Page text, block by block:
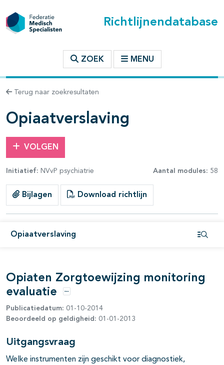
Richtlijnendatabase
ZOEK MENU
Terug naar zoekresultaten
Opiaatverslaving
VOLGEN
Initiatief: NVvP psychiatrie Aantal modules: 58
Bijlagen Download richtlijn
Opiaatverslaving
binnen deze richtlijn
open- en dichtklappen
open- en dichtklappen
open- en dichtklappen
Opiaten Zorgtoewijzing monitoring
evaluatie
Opties
Publicatiedatum: 01-10-2014
Beoordeeld op geldigheid: 01-01-2013
Uitgangsvraag
Welke instrumenten zijn geschikt voor diagnostiek,